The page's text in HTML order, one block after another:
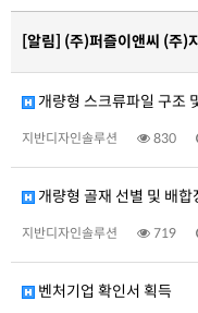
[알림] (주)퍼즐이앤씨 (주)
개량형 스크류파일 구조
지반디자인솔루션 830
개량형 골재 선별 및 배
지반디자인솔루션 719
벤처기업 확인서 획득